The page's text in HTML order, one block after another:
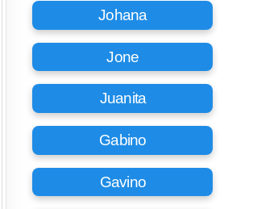
Johana
Jone
Juanita
Gabino
Gavino